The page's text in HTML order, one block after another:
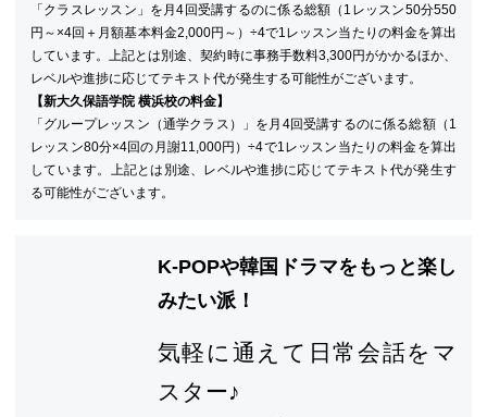
「クラスレッスン」を月4回受講するのに係る総額（1レッスン50分550
円～×4回＋月額基本料金2,000円～）÷4で1レッスン当たりの料金を算出
しています。上記とは別途、契約時に事務手数料3,300円がかかるほか、
レベルや進捗に応じてテキスト代が発生する可能性がございます。
【新大久保語学院 横浜校の料金】
「グループレッスン（通学クラス）」を月4回受講するのに係る総額（1
レッスン80分×4回の月謝11,000円）÷4で1レッスン当たりの料金を算出
しています。上記とは別途、レベルや進捗に応じてテキスト代が発生す
る可能性がございます。
K-POPや韓国ドラマをもっと楽し
みたい派！
気軽に通えて日常会話をマ
スター♪